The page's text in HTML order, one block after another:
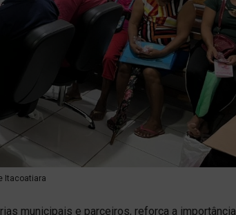
Itacoatiara
municipais e parceiros, reforça a importância